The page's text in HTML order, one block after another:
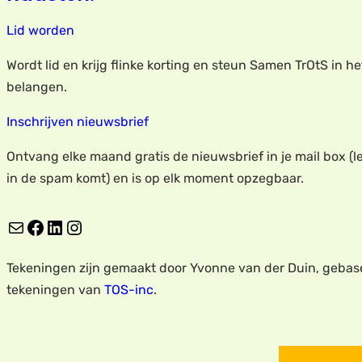
Lid worden
Wordt lid en krijg flinke korting en steun Samen TrOtS in
belangen.
Inschrijven nieuwsbrief
Ontvang elke maand gratis de nieuwsbrief in je mail box
in de spam komt) en is op elk moment opzegbaar.
E-mail Facebook LinkedIn Instagram
Tekeningen zijn gemaakt door Yvonne van der Duin,
tekeningen vanTOS-inc.